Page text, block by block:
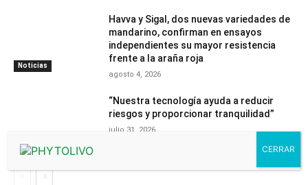
Noticias
Havva y Sigal, dos nuevas variedades de
mandarino, confirman en ensayos
independientes su mayor resistencia
frente a la araña roja
agosto 4, 2026
PhytomaCommunity
“Nuestra tecnología ayuda a reducir
riesgos y proporcionar tranquilidad”
julio 31, 2026